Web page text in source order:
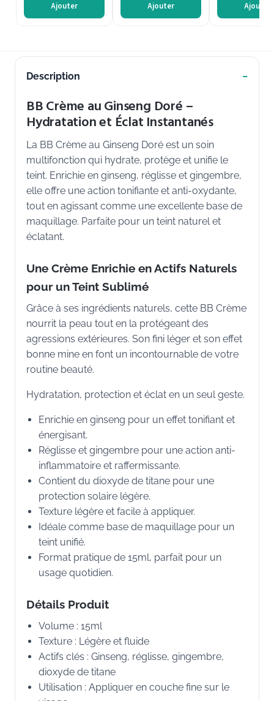
Ajouter Ajouter Ajouter
Description
BB Crème au Ginseng Doré –
Hydratation et Éclat Instantanés
La BB Crème au Ginseng Doré est un soin
multifonction qui hydrate, protège et unifie le
teint. Enrichie en ginseng, réglisse et gingembre,
elle offre une action tonifiante et anti-oxydante,
tout en agissant comme une excellente base de
maquillage. Parfaite pour un teint naturel et
éclatant.
Une Crème Enrichie en Actifs Naturels
pour un Teint Sublimé
Grâce à ses ingrédients naturels, cette BB Crème
nourrit la peau tout en la protégeant des
agressions extérieures. Son fini léger et son effet
bonne mine en font un incontournable de votre
routine beauté.
Hydratation, protection et éclat en un seul geste.
Enrichie en ginseng pour un effet tonifiant et
énergisant.
Réglisse et gingembre pour une action anti-
inflammatoire et raffermissante.
Contient du dioxyde de titane pour une
protection solaire légère.
Texture légère et facile à appliquer.
Idéale comme base de maquillage pour un
teint unifié.
Format pratique de 15ml, parfait pour un
usage quotidien.
Détails Produit
Volume : 15ml
Texture : Légère et fluide
Actifs clés : Ginseng, réglisse, gingembre,
dioxyde de titane
Utilisation : Appliquer en couche fine sur le